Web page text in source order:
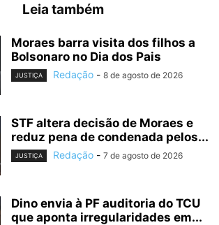
Leia também
Moraes barra visita dos filhos a
Bolsonaro no Dia dos Pais
JUSTIÇA Redação - 8 de agosto de 2026
STF altera decisão de Moraes e
reduz pena de condenada pelos...
JUSTIÇA Redação - 7 de agosto de 2026
Dino envia à PF auditoria do TCU
que aponta irregularidades em...